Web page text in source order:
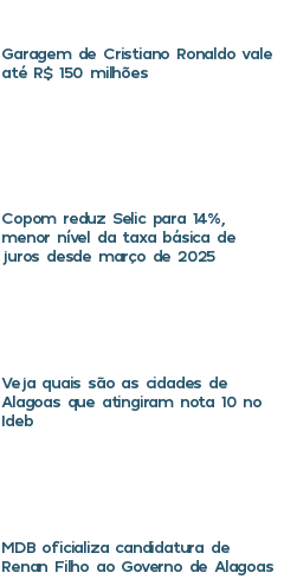
Garagem de Cristiano Ronaldo vale
até R$ 150 milhões
Copom reduz Selic para 14%,
menor nível da taxa básica de
juros desde março de 2025
Veja quais são as cidades de
Alagoas que atingiram nota 10 no
Ideb
MDB oficializa candidatura de
Renan Filho ao Governo de Alagoas